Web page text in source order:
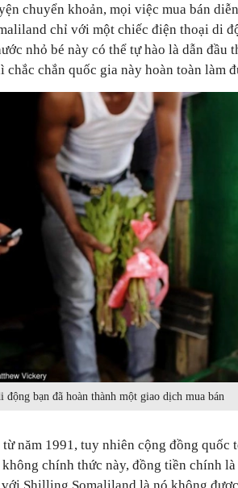
chuyển khoản, mọi việc mua bán
chỉ với một chiếc điện thoại di
nhỏ bé này có thể tự hào là dẫn đầu
chắn quốc gia này hoàn toàn làm
bạn đã hoàn thành một giao dịch mua bán
năm 1991, tuy nhiên cộng đồng quốc
chính thức này, đồng tiền chính là